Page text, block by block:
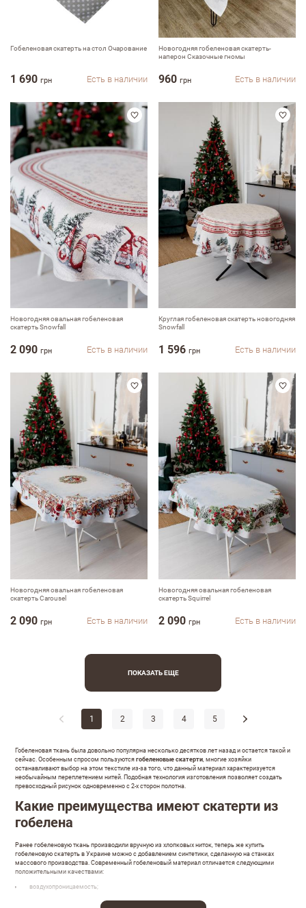
Гобеленовая скатерть на стол Очарование
1 690 грн Есть в наличии
Новогодняя гобеленовая скатерть-
наперон Сказочные гномы
960 грн Есть в наличии
Новогодняя овальная гобеленовая
скатерть Snowfall
2 090 грн Есть в наличии
Круглая гобеленовая скатерть новогодняя
Snowfall
1 596 грн Есть в наличии
Новогодняя овальная гобеленовая
скатерть Carousel
2 090 грн Есть в наличии
Новогодняя овальная гобеленовая
скатерть Squirrel
2 090 грн Есть в наличии
ПОКАЗАТЬ ЕЩЕ
1 2 3 4 5
Гобеленовая ткань была довольно популярна несколько десятков лет назад и остается такой и
сейчас. Особенным спросом пользуются гобеленовые скатерти , многие хозяйки
останавливают выбор на этом текстиле из-за того, что данный материал характеризуется
необычайным переплетением нитей. Подобная технология изготовления позволяет создать
превосходный рисунок одновременно с 2-х сторон полотна.
Какие преимущества имеют скатерти из
гобелена
Ранее гобеленовую ткань производили вручную из хлопковых ниток, теперь же купить
гобеленовую скатерть в Украине можно с добавлением синтетики, сделанную на станках
массового производства. Современный гобеленовый материал отличается следующими
положительными качествами:
воздухопроницаемость;